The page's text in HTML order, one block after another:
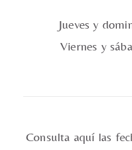
Jueves y
Viernes y
Consulta aquí las